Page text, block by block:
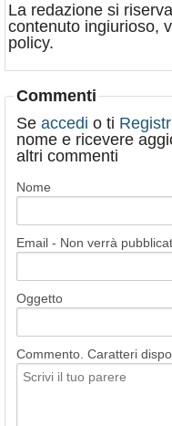
La redazione si
contenuto ingiurioso,
policy.
Commenti
Se accedi o ti
nome e ricevere
altri commenti
Nome
Email - Non verrà
Oggetto
Commento. Caratteri